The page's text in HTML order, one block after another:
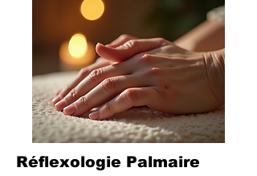
Réflexologie Palmaire